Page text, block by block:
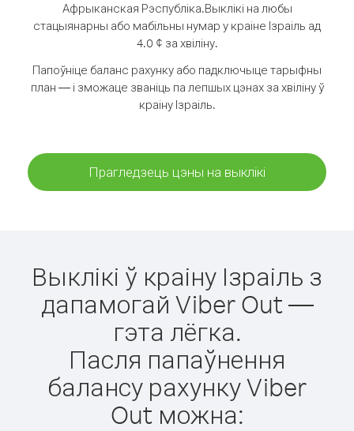
Афрыканская Рэспубліка.Выклікі на любы
стацыянарны або мабільны нумар у краіне Ізраіль ад
4.0 ¢ за хвіліну.
Папоўніце баланс рахунку або падключыце тарыфны
план — і зможаце званіць па лепшых цэнах за хвіліну ў
краіну Ізраіль.
Прагледзець цэны на выклікі
Выклікі ў краіну Ізраіль з
дапамогай Viber Out —
гэта лёгка.
Пасля папаўнення
балансу рахунку Viber
Out можна: